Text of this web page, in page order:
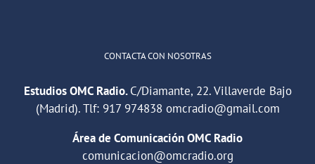
CONTACTA CON NOSOTRAS
Estudios OMC Radio.C/Diamante, 22. Villaverde Bajo
(Madrid). Tlf: 917 974838 omcradio@gmail.com
Área de Comunicación OMC Radio
comunicacion@omcradio.org